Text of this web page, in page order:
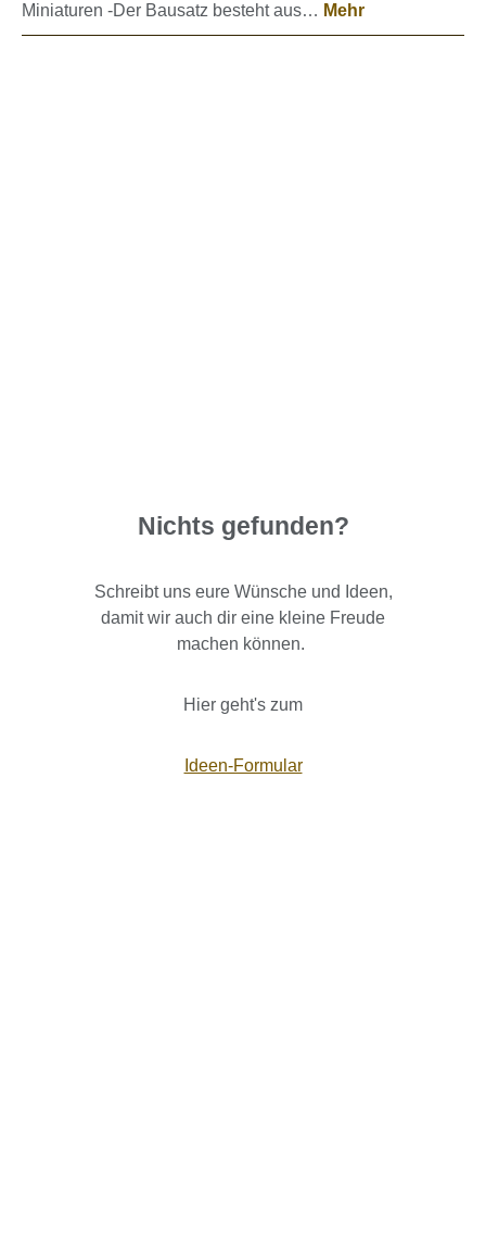
Miniaturen -Der Bausatz besteht aus… Mehr
Nichts gefunden?
Schreibt uns eure Wünsche und Ideen,
damit wir auch dir eine kleine Freude
machen können.
Hier geht's zum
Ideen-Formular